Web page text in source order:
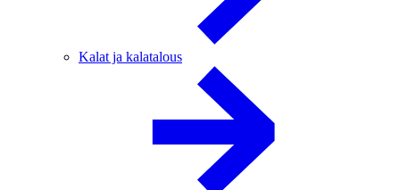
Kalat ja kalatalous